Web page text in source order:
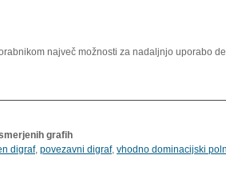
največ možnosti za nadaljnjo uporabo
grafih
digraf, povezavni digraf, vhodno dominacijski